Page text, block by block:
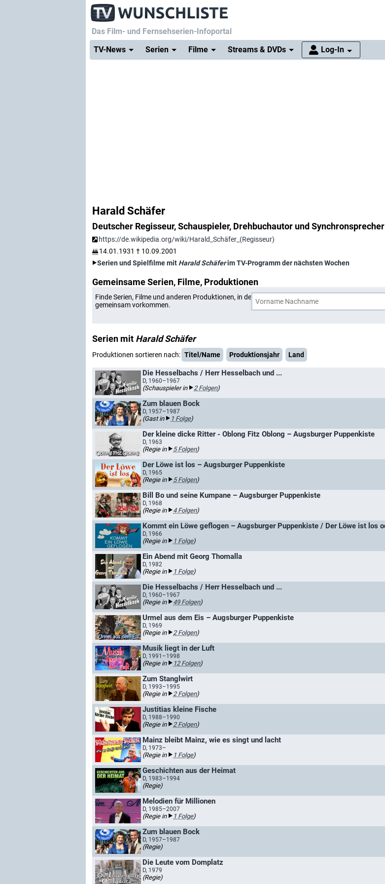
Das Film- und Fernsehserien-Infoportal
TV-News
Serien Filme Streams & DVDs Log-In
Harald Schäfer
Deutscher Regisseur, Schauspieler, Drehbuchautor und Synchronsprecher
https://de.wikipedia.org/wiki/Harald_Schäfer_(Regisseur)
14.01.1931 † 10.09.2001
Serien und Spielfilme mit Harald Schäferim TV-Programm der nächsten Wochen
Gemeinsame Serien, Filme, Produktionen
Finde Serien, Filme und anderen Produktionen, in denen Harald Schäfer
gemeinsam vorkommen.
Serien mit Harald Schäfer
Produktionen sortieren nach: Titel/Name Produktionsjahr Land
Die Hesselbachs / Herr Hesselbach und ...
D, 1960–1967
(Schauspieler in 2 Folgen)
Zum blauen Bock
D, 1957–1987
(Gast in 1 Folge)
Der kleine dicke Ritter - Oblong Fitz Oblong – Augsburger Puppenkiste
D, 1963
(Regie in 5 Folgen)
Der Löwe ist los – Augsburger Puppenkiste
D, 1965
(Regie in 5 Folgen)
Bill Bo und seine Kumpane – Augsburger Puppenkiste
D, 1968
(Regie in 4 Folgen)
D, 1966
(Regie in 1 Folge)
Ein Abend mit Georg Thomalla
D, 1982
(Regie in 1 Folge)
Die Hesselbachs / Herr Hesselbach und ...
D, 1960–1967
(Regie in 49 Folgen)
Urmel aus dem Eis – Augsburger Puppenkiste
D, 1969
(Regie in 2 Folgen)
Musik liegt in der Luft
D, 1991–1998
(Regie in 12 Folgen)
Zum Stanglwirt
D, 1993–1995
(Regie in 2 Folgen)
Justitias kleine Fische
D, 1988–1990
(Regie in 2 Folgen)
Mainz bleibt Mainz, wie es singt und lacht
D, 1973–
(Regie in 1 Folge)
Geschichten aus der Heimat
D, 1983–1994
(Regie)
Melodien für Millionen
D, 1985–2007
(Regie in 1 Folge)
Zum blauen Bock
D, 1957–1987
(Regie)
Die Leute vom Domplatz
D, 1979
(Regie)